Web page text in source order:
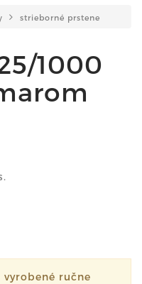
strieborné prstene
1000
ručne